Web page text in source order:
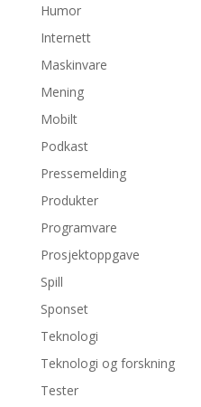
Humor
Internett
Maskinvare
Mening
Mobilt
Podkast
Pressemelding
Produkter
Programvare
Prosjektoppgave
Spill
Sponset
Teknologi
Teknologi og forskning
Tester